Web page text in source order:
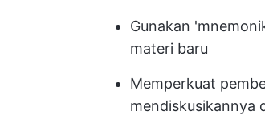
Gunakan
materi baru
Memperkuat
mendiskusikannya